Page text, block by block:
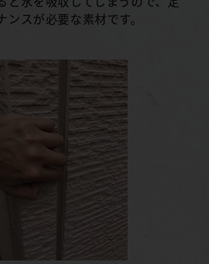
ンスが必要な素材です。